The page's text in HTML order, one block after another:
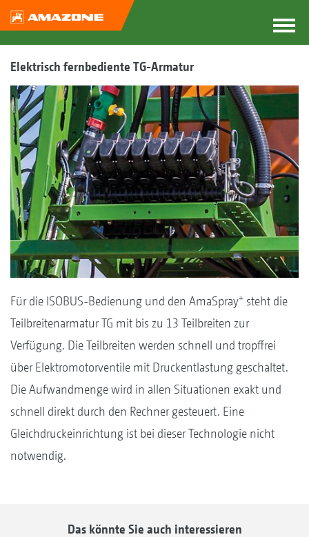
Elektrisch fernbediente TG-Armatur
Für die ISOBUS-Bedienung und den AmaSpray+ steht die
Teilbreitenarmatur TG mit bis zu 13 Teilbreiten zur
Verfügung. Die Teilbreiten werden schnell und tropffrei
über Elektromotorventile mit Druckentlastung geschaltet.
Die Aufwandmenge wird in allen Situationen exakt und
schnell direkt durch den Rechner gesteuert. Eine
Gleichdruckeinrichtung ist bei dieser Technologie nicht
notwendig.
Das könnte Sie auch interessieren